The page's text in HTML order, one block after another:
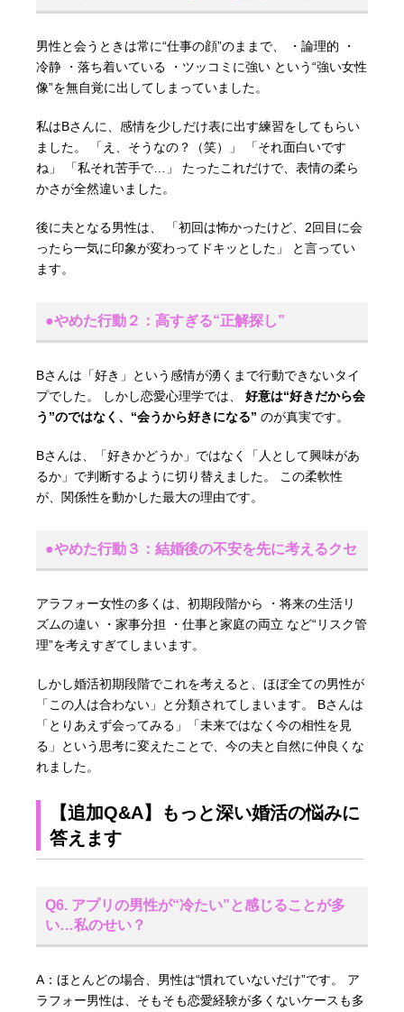
男性と会うときは常に“仕事の顔”のままで、 ・論理的 ・
冷静 ・落ち着いている ・ツッコミに強い という“強い女性
像”を無自覚に出してしまっていました。
私はBさんに、感情を少しだけ表に出す練習をしてもらい
ました。 「え、そうなの？（笑）」 「それ面白いです
ね」 「私それ苦手で…」 たったこれだけで、表情の柔ら
かさが全然違いました。
後に夫となる男性は、 「初回は怖かったけど、2回目に会
ったら一気に印象が変わってドキッとした」 と言ってい
ます。
●やめた行動２：高すぎる“正解探し”
Bさんは「好き」という感情が湧くまで行動できないタイ
プでした。 しかし恋愛心理学では、好意は“好きだから会
う”のではなく、“会うから好きになる” のが真実です。
Bさんは、「好きかどうか」ではなく「人として興味があ
るか」で判断するように切り替えました。 この柔軟性
が、関係性を動かした最大の理由です。
●やめた行動３：結婚後の不安を先に考えるクセ
アラフォー女性の多くは、初期段階から ・将来の生活リ
ズムの違い ・家事分担 ・仕事と家庭の両立 など“リスク管
理”を考えすぎてしまいます。
しかし婚活初期段階でこれを考えると、ほぼ全ての男性が
「この人は合わない」と分類されてしまいます。 Bさんは
「とりあえず会ってみる」「未来ではなく今の相性を見
る」という思考に変えたことで、今の夫と自然に仲良くな
れました。
【追加Q&A】もっと深い婚活の悩みに
答えます
Q6. アプリの男性が“冷たい”と感じることが多
い…私のせい？
A：ほとんどの場合、男性は“慣れていないだけ”です。 ア
ラフォー男性は、そもそも恋愛経験が多くないケースも多